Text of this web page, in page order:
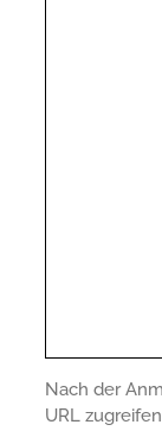
Nach der
URL